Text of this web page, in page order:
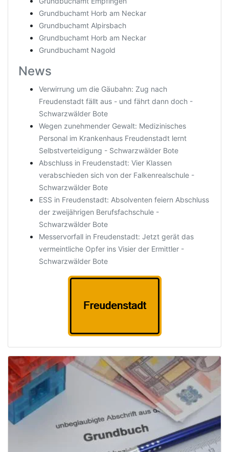
Grundbuchamt Horb am Neckar
Grundbuchamt Alpirsbach
Grundbuchamt Horb am Neckar
Grundbuchamt Nagold
News
Verwirrung um die Gäubahn: Zug nach
Freudenstadt fällt aus - und fährt dann doch -
Schwarzwälder Bote
Wegen zunehmender Gewalt: Medizinisches
Personal im Krankenhaus Freudenstadt lernt
Selbstverteidigung - Schwarzwälder Bote
Abschluss in Freudenstadt: Vier Klassen
verabschieden sich von der Falkenrealschule -
Schwarzwälder Bote
ESS in Freudenstadt: Absolventen feiern Abschluss
der zweijährigen Berufsfachschule -
Schwarzwälder Bote
Messervorfall in Freudenstadt: Jetzt gerät das
vermeintliche Opfer ins Visier der Ermittler -
Schwarzwälder Bote